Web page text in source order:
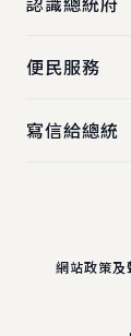
便民服務
寫信給總統
網站政策及